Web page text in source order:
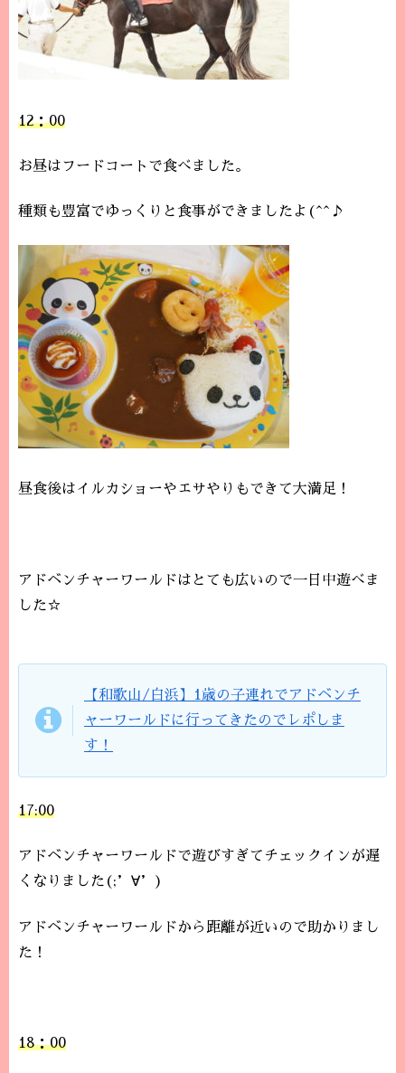
12：00
お昼はフードコートで食べました。
種類も豊富でゆっくりと食事ができましたよ(^^♪
昼食後はイルカショーやエサやりもできて大満足！
アドベンチャーワールドはとても広いので一日中遊べま
した☆
【和歌山/白浜】1歳の子連れでアドベンチ
ャーワールドに行ってきたのでレポしま
す！
17:00
アドベンチャーワールドで遊びすぎてチェックインが遅
くなりました(;’∀’)
アドベンチャーワールドから距離が近いので助かりまし
た！
18：00